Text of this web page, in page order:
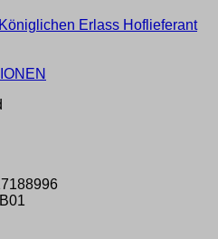
Erlass Hoflieferant